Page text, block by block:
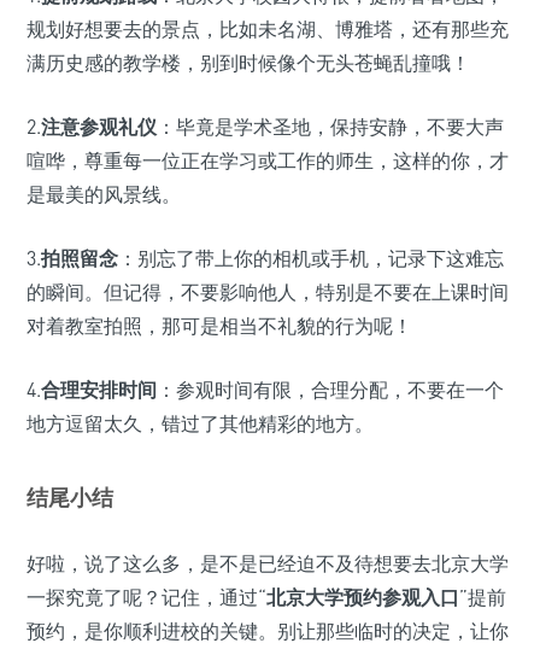
规划好想要去的景点，比如未名湖、博雅塔，还有那些充
满历史感的教学楼，别到时候像个无头苍蝇乱撞哦！
2.注意参观礼仪 ：毕竟是学术圣地，保持安静，不要大声
喧哗，尊重每一位正在学习或工作的师生，这样的你，才
是最美的风景线。
3.拍照留念 ：别忘了带上你的相机或手机，记录下这难忘
的瞬间。但记得，不要影响他人，特别是不要在上课时间
对着教室拍照，那可是相当不礼貌的行为呢！
4.合理安排时间 ：参观时间有限，合理分配，不要在一个
地方逗留太久，错过了其他精彩的地方。
结尾小结
好啦，说了这么多，是不是已经迫不及待想要去北京大学
一探究竟了呢？记住，通过“北京大学预约参观入口”提前
预约，是你顺利进校的关键。别让那些临时的决定，让你